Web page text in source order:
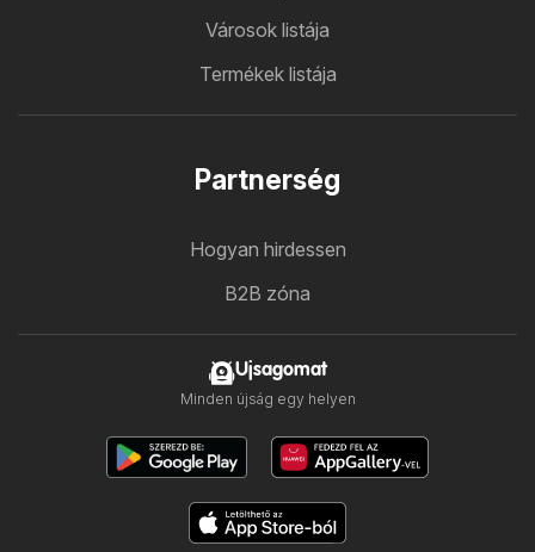
Városok listája
Termékek listája
Partnerség
Hogyan hirdessen
B2B zóna
Ujsagomat
Minden újság egy helyen